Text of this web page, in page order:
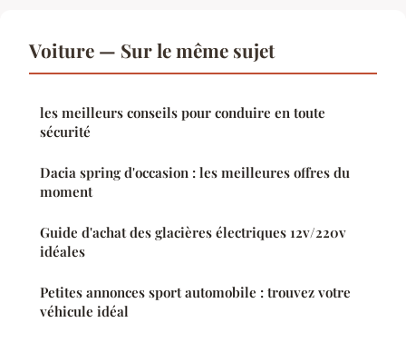
Voiture — Sur le même sujet
les meilleurs conseils pour conduire en toute
sécurité
Dacia spring d'occasion : les meilleures offres du
moment
Guide d'achat des glacières électriques 12v/220v
idéales
Petites annonces sport automobile : trouvez votre
véhicule idéal